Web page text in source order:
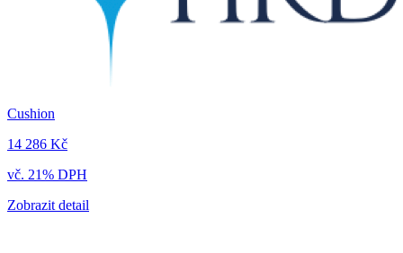
Cushion
14 286 Kč
vč. 21% DPH
Zobrazit detail